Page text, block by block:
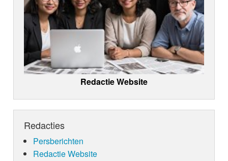
Redactie Website
Redacties
Persberichten
Redactie Website